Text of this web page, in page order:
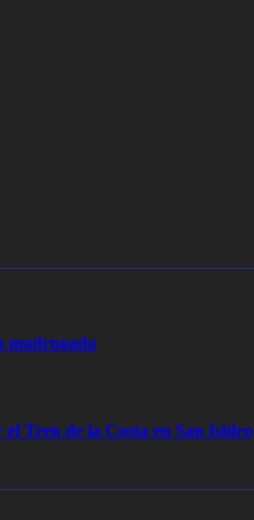
madrugada
Tren de la Costa en San Isidro